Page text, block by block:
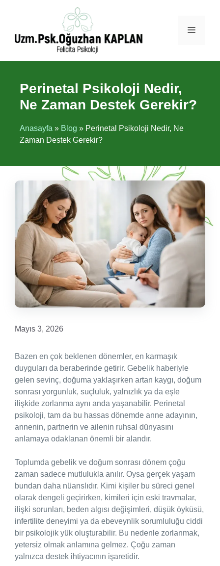
Menü
Perinetal Psikoloji Nedir,
Ne Zaman Destek Gerekir?
Anasayfa » Blog » Perinetal Psikoloji Nedir, Ne
Zaman Destek Gerekir?
Mayıs 3, 2026
Bazen en çok beklenen dönemler, en karmaşık
duyguları da beraberinde getirir. Gebelik haberiyle
gelen sevinç, doğuma yaklaşırken artan kaygı, doğum
sonrası yorgunluk, suçluluk, yalnızlık ya da eşle
ilişkide zorlanma aynı anda yaşanabilir. Perinetal
psikoloji, tam da bu hassas dönemde anne adayının,
annenin, partnerin ve ailenin ruhsal dünyasını
anlamaya odaklanan önemli bir alandır.
Toplumda gebelik ve doğum sonrası dönem çoğu
zaman sadece mutlulukla anılır. Oysa gerçek yaşam
bundan daha nüanslıdır. Kimi kişiler bu süreci genel
olarak dengeli geçirirken, kimileri için eski travmalar,
ilişki sorunları, beden algısı değişimleri, düşük öyküsü,
infertilite deneyimi ya da ebeveynlik sorumluluğu ciddi
bir psikolojik yük oluşturabilir. Bu nedenle zorlanmak,
yetersiz olmak anlamına gelmez. Çoğu zaman
yalnızca destek ihtiyacının işaretidir.